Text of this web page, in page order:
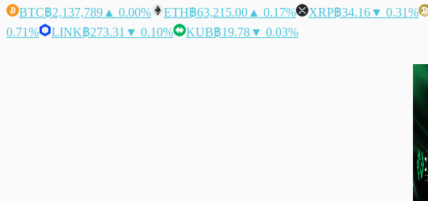
BTC฿2,137,789 ▲ 0.00% ETH฿63,215.00 ▲ 0.17% XRP฿34.16▼ 0.31%
0.71%
LINK฿273.31 ▼ 0.10% KUB฿19.78▼ 0.03%